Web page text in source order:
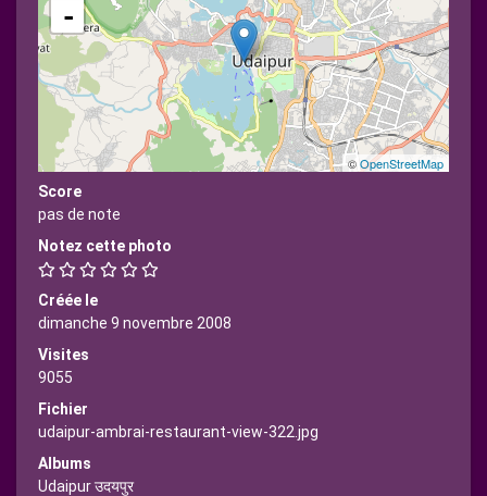
-
©OpenStreetMap
Score
pas de note
Notez cette photo
Créée le
dimanche 9 novembre 2008
Visites
9055
Fichier
udaipur-ambrai-restaurant-view-322.jpg
Albums
Udaipur उदयपुर